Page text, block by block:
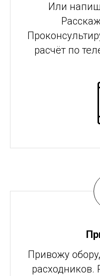
Или
расчёт по
Привожу
расходников.